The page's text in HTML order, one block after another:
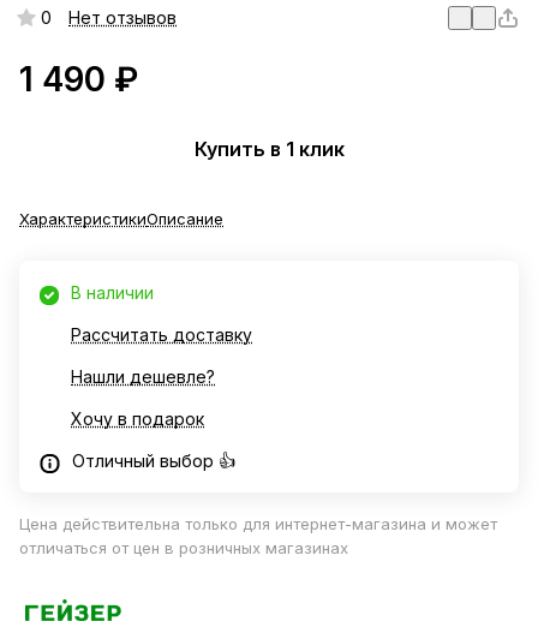
0 Нет отзывов
1 490 ₽
Купить в 1 клик
ХарактеристикиОписание
В наличии
Рассчитать доставку
Нашли дешевле?
Хочу в подарок
Отличный выбор 👍
Цена действительна только для интернет-магазина и может
отличаться от цен в розничных магазинах